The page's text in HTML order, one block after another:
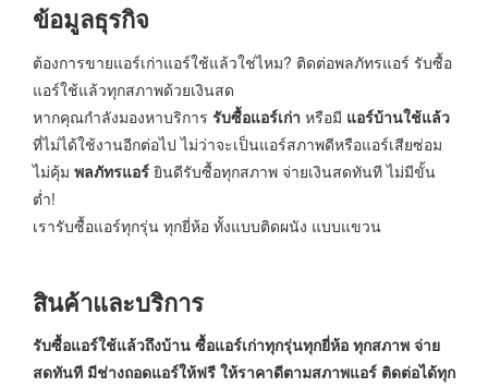
ข้อมูลธุรกิจ
ต้องการขายแอร์เก่าแอร์ใช้แล้วใช่ไหม? ติดต่อพลภัทรแอร์ รับซื้อ
แอร์ใช้แล้วทุกสภาพด้วยเงินสด
หากคุณกำลังมองหาบริการ รับซื้อแอร์เก่า หรือมี แอร์บ้านใช้แล้ว
ที่ไม่ได้ใช้งานอีกต่อไป ไม่ว่าจะเป็นแอร์สภาพดีหรือแอร์เสียซ่อม
ไม่คุ้ม พลภัทรแอร์ ยินดีรับซื้อทุกสภาพ จ่ายเงินสดทันที ไม่มีขั้น
ต่ำ!
เรารับซื้อแอร์ทุกรุ่น ทุกยี่ห้อ ทั้งแบบติดผนัง แบบแขวน
สินค้าและบริการ
รับซื้อแอร์ใช้แล้วถึงบ้าน ซื้อแอร์เก่าทุกรุ่นทุกยี่ห้อ ทุกสภาพ จ่าย
สดทันที มีช่างถอดแอร์ให้ฟรี ให้ราคาดีตามสภาพแอร์ ติดต่อได้ทุก